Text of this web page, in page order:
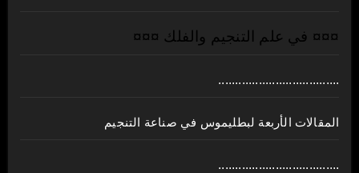
¤¤¤ في علم التنجيم والفلك ¤¤¤
....................................
المقالات الأربعة لبطليموس في صناعة التنجيم
....................................